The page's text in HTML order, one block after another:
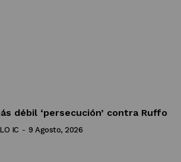
débil ‘persecución’ contra Ruffo
IC - 9 Agosto, 2026